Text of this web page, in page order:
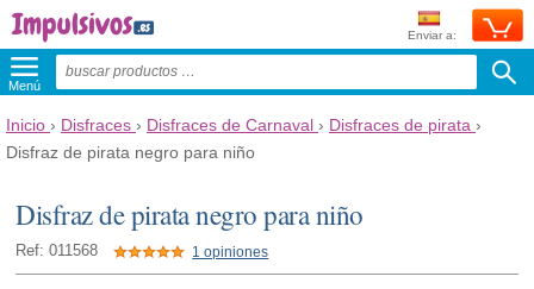
Enviar a:
Menú
Inicio › Disfraces › Disfraces de Carnaval › Disfraces de pirata ›
Disfraz de pirata negro para niño
Disfraz de pirata negro para niño
Ref: 011568 1 opiniones